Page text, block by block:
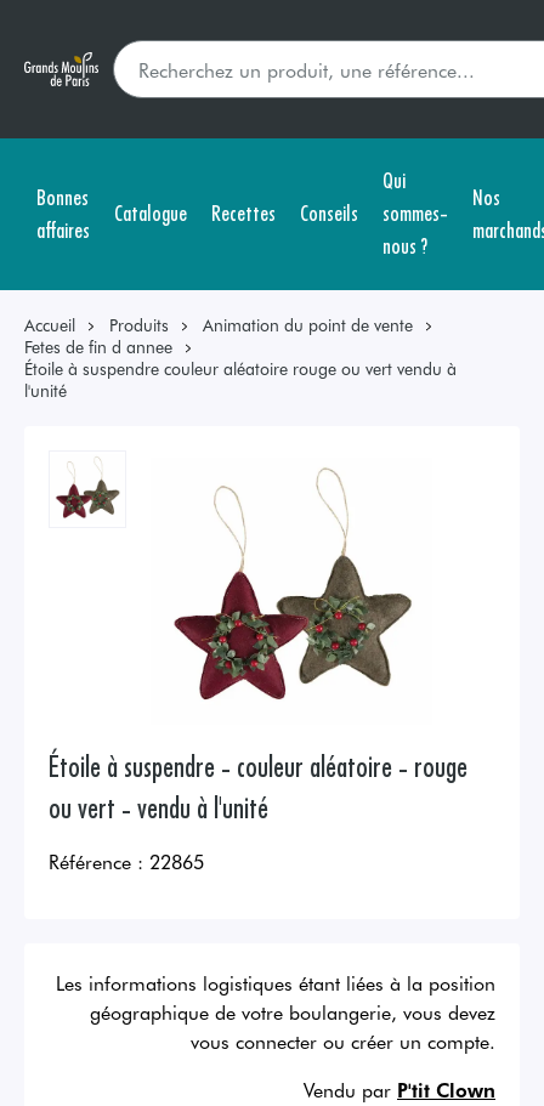
Bonnes
affaires
Catalogue Recettes Conseils
Qui
sommes-
nous ?
Nos
Accueil Produits
Animation du point de vente
Fetes de fin d annee
Étoile à suspendre couleur aléatoire rouge ou vert vendu à
l'unité
Étoile à suspendre - couleur aléatoire - rouge
ou vert - vendu à l'unité
Référence : 22865
Les informations logistiques étant liées à la position
géographique de votre boulangerie, vous devez
vous connecter ou créer un compte.
Vendu par P'tit Clown